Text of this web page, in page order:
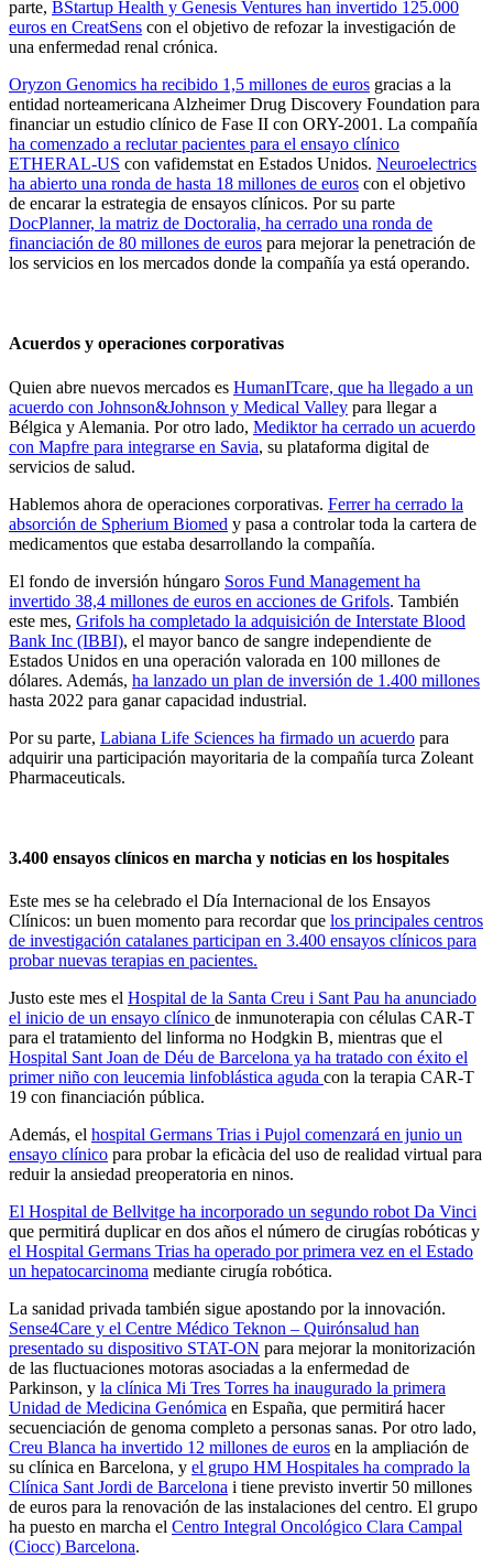
parte, BStartup Health y Genesis Ventures han invertido 125.000
euros en CreatSens con el objetivo de refozar la investigación de
una enfermedad renal crónica.
Oryzon Genomics ha recibido 1,5 millones de euros gracias a la
entidad norteamericana Alzheimer Drug Discovery Foundation para
financiar un estudio clínico de Fase II con ORY-2001. La compañía
ha comenzado a reclutar pacientes para el ensayo clínico
ETHERAL-US con vafidemstat en Estados Unidos. Neuroelectrics
ha abierto una ronda de hasta 18 millones de euros con el objetivo
de encarar la estrategia de ensayos clínicos. Por su parte
DocPlanner, la matriz de Doctoralia, ha cerrado una ronda de
financiación de 80 millones de euros para mejorar la penetración de
los servicios en los mercados donde la compañía ya está operando.
Acuerdos y operaciones corporativas
Quien abre nuevos mercados es HumanITcare, que ha llegado a un
acuerdo con Johnson&Johnson y Medical Valley para llegar a
Bélgica y Alemania. Por otro lado, Mediktor ha cerrado un acuerdo
con Mapfre para integrarse en Savia, su plataforma digital de
servicios de salud.
Hablemos ahora de operaciones corporativas. Ferrer ha cerrado la
absorción de Spherium Biomed y pasa a controlar toda la cartera de
medicamentos que estaba desarrollando la compañía.
El fondo de inversión húngaro Soros Fund Management ha
invertido 38,4 millones de euros en acciones de Grifols. También
este mes, Grifols ha completado la adquisición de Interstate Blood
Bank Inc (IBBI), el mayor banco de sangre independiente de
Estados Unidos en una operación valorada en 100 millones de
dólares. Además, ha lanzado un plan de inversión de 1.400 millones
hasta 2022 para ganar capacidad industrial.
Por su parte, Labiana Life Sciences ha firmado un acuerdo para
adquirir una participación mayoritaria de la compañía turca Zoleant
Pharmaceuticals.
3.400 ensayos clínicos en marcha y noticias en los hospitales
Este mes se ha celebrado el Día Internacional de los Ensayos
Clínicos: un buen momento para recordar que los principales centros
de investigación catalanes participan en 3.400 ensayos clínicos para
probar nuevas terapias en pacientes.
Justo este mes el Hospital de la Santa Creu i Sant Pau ha anunciado
el inicio de un ensayo clínico de inmunoterapia con células CAR-T
para el tratamiento del linforma no Hodgkin B, mientras que el
Hospital Sant Joan de Déu de Barcelona ya ha tratado con éxito el
primer niño con leucemia linfoblástica aguda con la terapia CAR-T
19 con financiación pública.
Además, el hospital Germans Trias i Pujol comenzará en junio un
ensayo clínico para probar la eficàcia del uso de realidad virtual para
reduir la ansiedad preoperatoria en ninos.
El Hospital de Bellvitge ha incorporado un segundo robot Da Vinci
que permitirá duplicar en dos años el número de cirugías robóticas y
el Hospital Germans Trias ha operado por primera vez en el Estado
un hepatocarcinoma mediante cirugía robótica.
La sanidad privada también sigue apostando por la innovación.
Sense4Care y el Centre Médico Teknon – Quirónsalud han
presentado su dispositivo STAT-ON para mejorar la monitorización
de las fluctuaciones motoras asociadas a la enfermedad de
Parkinson, y la clínica Mi Tres Torres ha inaugurado la primera
Unidad de Medicina Genómica en España, que permitirá hacer
secuenciación de genoma completo a personas sanas. Por otro lado,
Creu Blanca ha invertido 12 millones de euros en la ampliación de
su clínica en Barcelona, y el grupo HM Hospitales ha comprado la
Clínica Sant Jordi de Barcelona i tiene previsto invertir 50 millones
de euros para la renovación de las instalaciones del centro. El grupo
ha puesto en marcha el Centro Integral Oncológico Clara Campal
(Ciocc) Barcelona.